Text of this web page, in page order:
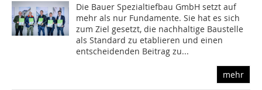
Die Bauer Spezialtiefbau GmbH setzt auf
mehr als nur Fundamente. Sie hat es sich
zum Ziel gesetzt, die nachhaltige Baustelle
als Standard zu etablieren und einen
entscheidenden Beitrag zu...
mehr